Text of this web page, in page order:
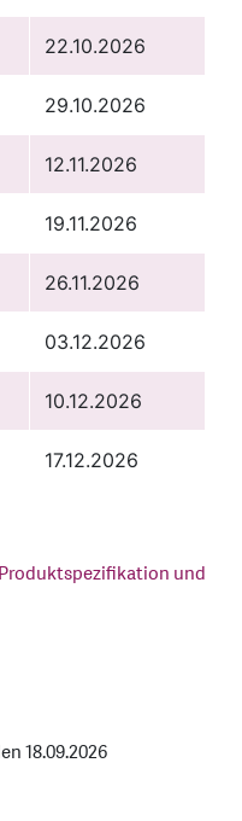
22.10.2026
29.10.2026
12.11.2026
19.11.2026
26.11.2026
03.12.2026
10.12.2026
17.12.2026
und
18.09.2026